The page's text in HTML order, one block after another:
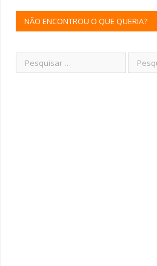
NÃO ENCONTROU O QUE QUERIA?